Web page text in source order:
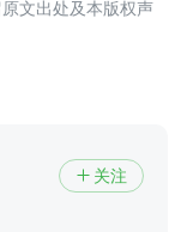
文出处及本版权声
 关注